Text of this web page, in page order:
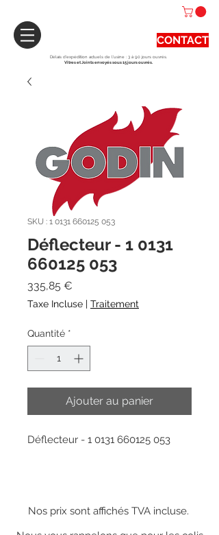
CONTACT
Délais d'expédition actuels de l'usine : 3 à 90 jours ouvrés.
Vitres et Joints envoyés sous 15 jours ouvrés.
SKU : 1 0131 660125 053
Déflecteur - 1 0131
660125 053
335,85 €
Taxe Incluse | Traitement
Quantité *
Ajouter au panier
Déflecteur - 1 0131 660125 053
Nos prix sont affichés TVA incluse.